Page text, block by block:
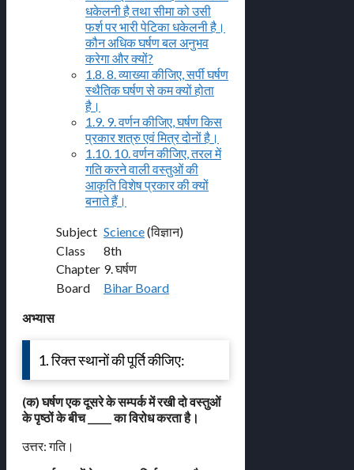
धकेलनी है तथा सीमा को उसी
फर्श पर भारी पेटिका धकेलनी है।
कौन अधिक घर्षण बल अनुभव
करेगा और क्यों?
1.8. 8. व्याख्या कीजिए, सर्पी घर्षण
स्थैतिक घर्षण से कम क्यों होता
है।
1.9. 9. वर्णन कीजिए, घर्षण किस
प्रकार शत्रु एवं मित्र दोनों है।
1.10. 10. वर्णन कीजिए, तरल में
गति करने वाली वस्तुओं की
आकृति विशेष प्रकार की क्यों
बनाते हैं।
Subject Science(विज्ञान)
Class
8th
Chapter 9. घर्षण
Board
Bihar Board
अभ्यास
1. रिक्त स्थानों की पूर्ति कीजिए:
(क) घर्षण एक दूसरे के सम्पर्क में रखी दो वस्तुओं
के पृष्ठों के बीच _____ का विरोध करता है।
उत्तर: गति।